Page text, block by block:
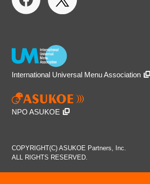
International Universal Menu Association
NPO ASUKOE
COPYRIGHT(C) ASUKOE Partners, Inc.
ALL RIGHTS RESERVED.